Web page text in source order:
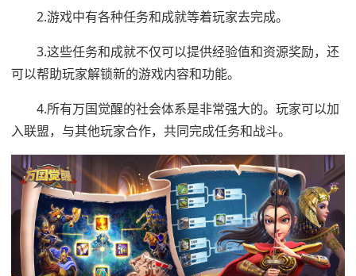
2.游戏中有各种任务和成就等着玩家去完成。
3.这些任务和成就不仅可以提供经验值和资源奖励，还
可以帮助玩家解锁新的游戏内容和功能。
4.所有万国觉醒的社会体系是非常强大的。玩家可以加
入联盟，与其他玩家合作，共同完成任务和战斗。